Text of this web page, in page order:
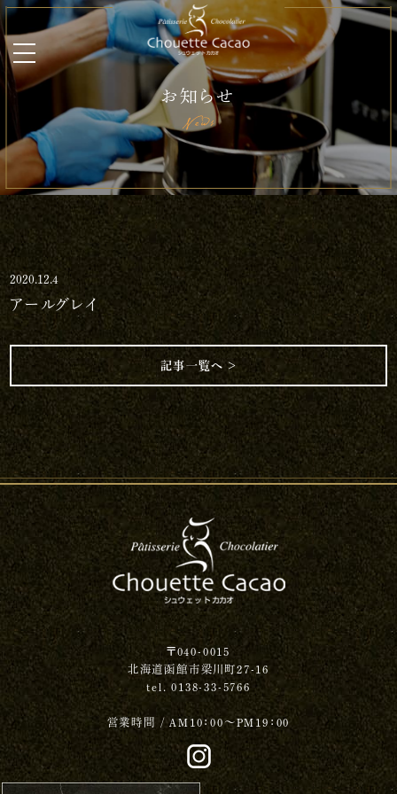
お知らせ
News
2020.12.4
アールグレイ
記事一覧へ ＞
〒040-0015
北海道函館市梁川町27-16
tel. 0138-33-5766
営業時間 / AM10：00～PM19：00